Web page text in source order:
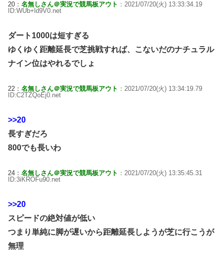
20： 名無しさん＠実況で競馬板アウト ：2021/07/20(火) 13:33:34.19
ID:WUb+ld9V0.net
ダート1000は短すぎる
ゆくゆく距離延長で芝挑戦すれば、こないだのナチュラル
ナイン位はやれるでしょ
22： 名無しさん＠実況で競馬板アウト ：2021/07/20(火) 13:34:19.79
ID:C2TZQoEj0.net
>>20
長すぎだろ
800でも長いわ
24： 名無しさん＠実況で競馬板アウト ：2021/07/20(火) 13:35:45.31
ID:3iKROFu90.net
>>20
スピードの絶対値が低い
つまり単純に脚が遅いから距離延長しようが芝に行こうが
無理